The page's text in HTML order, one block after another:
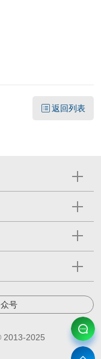
返回列表
号
2013-2025